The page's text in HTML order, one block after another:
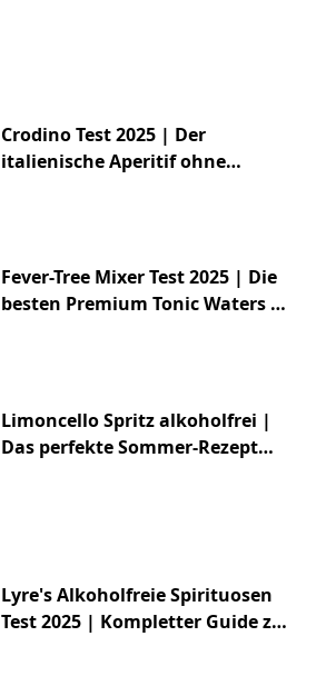
Crodino Test 2025 | Der
italienische Aperitif ohne
Fever-Tree Mixer Test 2025 | Die
besten Premium Tonic Waters &
Limoncello Spritz alkoholfrei |
Das perfekte Sommer-Rezept
Lyre's Alkoholfreie Spirituosen
Test 2025 | Kompletter Guide zur